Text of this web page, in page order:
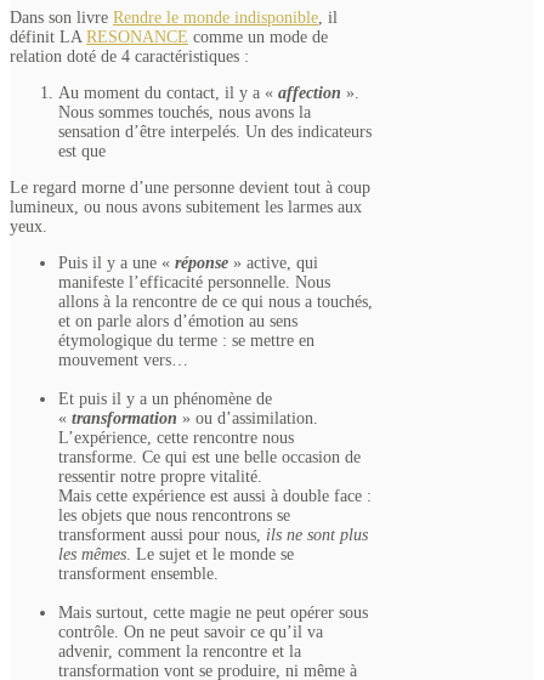
Dans son livre Rendre le monde indisponible, il
définit LA RESONANCE comme un mode de
relation doté de 4 caractéristiques :
Au moment du contact, il y a « affection ».
Nous sommes touchés, nous avons la
sensation d’être interpelés. Un des indicateurs
est que
Le regard morne d’une personne devient tout à coup
lumineux, ou nous avons subitement les larmes aux
yeux.
Puis il y a une « réponse » active, qui
manifeste l’efficacité personnelle. Nous
allons à la rencontre de ce qui nous a touchés,
et on parle alors d’émotion au sens
étymologique du terme : se mettre en
mouvement vers…
Et puis il y a un phénomène de
« transformation » ou d’assimilation.
L’expérience, cette rencontre nous
transforme. Ce qui est une belle occasion de
ressentir notre propre vitalité.
Mais cette expérience est aussi à double face :
les objets que nous rencontrons se
transforment aussi pour nous, ils ne sont plus
les mêmes. Le sujet et le monde se
transforment ensemble.
Mais surtout, cette magie ne peut opérer sous
contrôle. On ne peut savoir ce qu’il va
advenir, comment la rencontre et la
transformation vont se produire, ni même à